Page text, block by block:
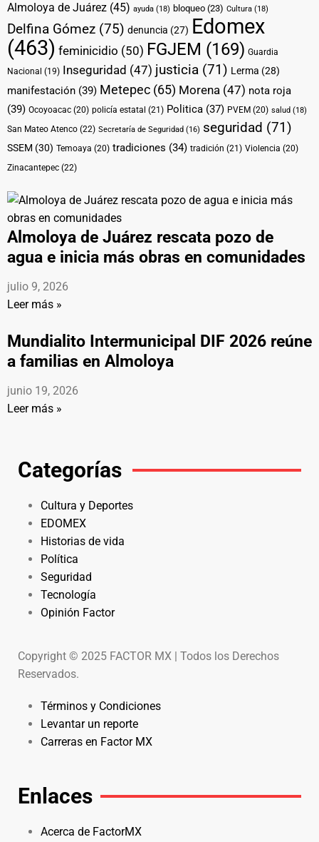
Almoloya de Juárez (45) ayuda (18) bloqueo (23) Cultura (18)
Delfina Gómez (75) denuncia (27) Edomex
(463) feminicidio (50) FGJEM (169) Guardia
Nacional (19) Inseguridad (47) justicia (71) Lerma (28)
manifestación (39) Metepec (65) Morena (47) nota roja
(39) Ocoyoacac (20) policía estatal (21) Politica (37) PVEM (20) salud (18)
San Mateo Atenco (22) Secretaría de Seguridad (16) seguridad (71)
SSEM (30) Temoaya (20) tradiciones (34) tradición (21) Violencia (20)
Zinacantepec (22)
Almoloya de Juárez rescata pozo de
agua e inicia más obras en comunidades
julio 9, 2026
Leer más »
Mundialito Intermunicipal DIF 2026 reúne
a familias en Almoloya
junio 19, 2026
Leer más »
Categorías
Cultura y Deportes
EDOMEX
Historias de vida
Política
Seguridad
Tecnología
Opinión Factor
Copyright © 2025 FACTOR MX | Todos los Derechos
Reservados.
Términos y Condiciones
Levantar un reporte
Carreras en Factor MX
Enlaces
Acerca de FactorMX